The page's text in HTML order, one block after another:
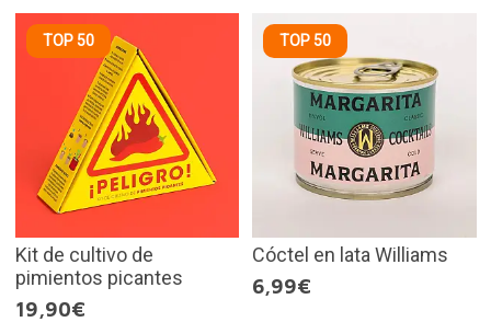
TOP 50
Kit de cultivo de
pimientos picantes
19,90€
TOP 50
Cóctel en lata Williams
6,99€